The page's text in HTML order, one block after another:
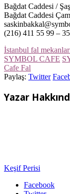
Bağdat Caddesi /
Bağdat Caddesi
(216) 411 55 99 –
İstanbul fal
SYMBOL CAFE
Cafe Fal
Paylaş: Twitter
Yazar
Keşif Perisi
Facebook